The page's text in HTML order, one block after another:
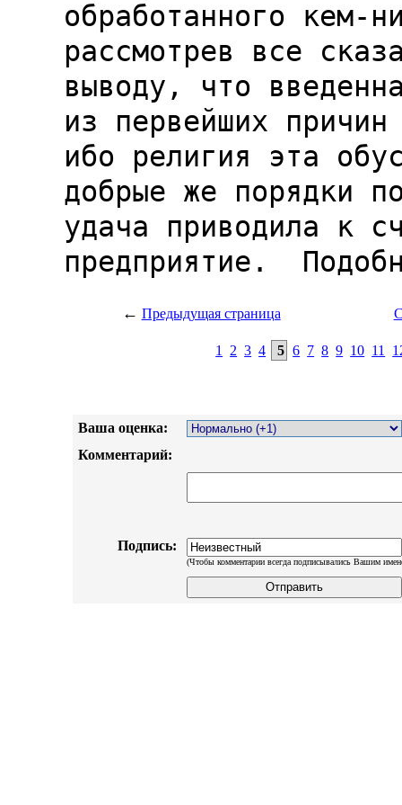
← Предыдущая страница
1 2 3 4 5 6 7 8 9 10 11
Ваша оценка:
Комментарий:
Подпись:
(Чтобы комментарии всегда подписывались Вашим